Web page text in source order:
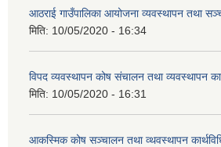
आठराई गाउँपालिका आयोजना व्यवस्थापन तथा
मिति: 10/05/2020 - 16:34
विपद व्यवस्थापन कोष संचालन तथा व्यवस्थापन
मिति: 10/05/2020 - 16:31
आकस्मिक कोष सञ्चालन तथा व्थवस्थापन